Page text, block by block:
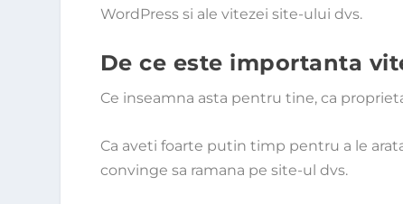
WordPress si ale vitezei site-ului dvs.
De ce este importanta
Ce inseamna asta pentru tine, ca
Ca aveti foarte putin timp pentru a le
convinge sa ramana pe site-ul dvs.